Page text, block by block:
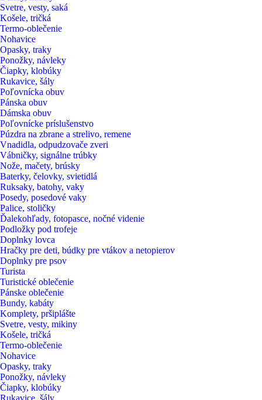
Svetre, vesty, saká
Košele, tričká
Termo-oblečenie
Nohavice
Opasky, traky
Ponožky, návleky
Čiapky, klobúky
Rukavice, šály
Poľovnícka obuv
Pánska obuv
Dámska obuv
Poľovnícke príslušenstvo
Púzdra na zbrane a strelivo, remene
Vnadidla, odpudzovače zveri
Vábničky, signálne trúbky
Nože, mačety, brúsky
Baterky, čelovky, svietidlá
Ruksaky, batohy, vaky
Posedy, posedové vaky
Palice, stoličky
Ďalekohľady, fotopasce, nočné videnie
Podložky pod trofeje
Doplnky lovca
Hračky pre deti, búdky pre vtákov a netopierov
Doplnky pre psov
Turista
Turistické oblečenie
Pánske oblečenie
Bundy, kabáty
Komplety, pršiplášte
Svetre, vesty, mikiny
Košele, tričká
Termo-oblečenie
Nohavice
Opasky, traky
Ponožky, návleky
Čiapky, klobúky
Rukavice, šály